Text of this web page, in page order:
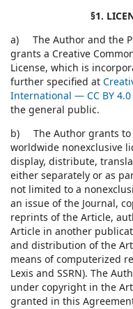
§1.
a) The Author and the
grants a Creative
License, which is
further specified at
International — CC BY 4.0
the general public.
b) The Author grants to
worldwide nonexclusive
display, distribute,
either separately or as
not limited to a
an issue of the Journal,
reprints of the Article,
Article in another
and distribution of the
means of computerized
Lexis and SSRN). The
under copyright in the
granted in this